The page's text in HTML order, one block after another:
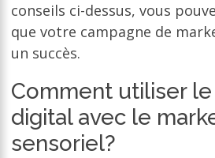
conseils ci-dessus, vous
que votre campagne de
un succès.
Comment utiliser
digital avec le
sensoriel?